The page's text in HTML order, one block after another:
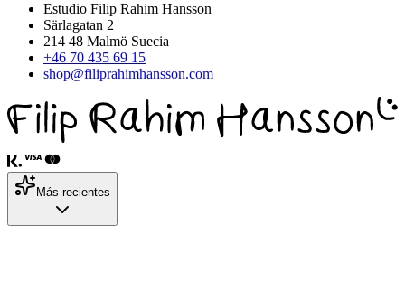
Estudio Filip Rahim Hansson
Särlagatan 2
214 48 Malmö Suecia
+46 70 435 69 15
shop@filiprahimhansson.com
Más recientes